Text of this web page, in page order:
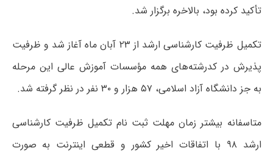
تأکید کرده بود، بالاخره برگزار شد.
تکمیل ظرفیت کارشناسی ارشد از ۲۳ آبان ماه آغاز شد و ظرفیت
پذیرش در کدرشته‌های همه مؤسسات آموزش عالی این مرحله
به جز دانشگاه آزاد اسلامی، ۵۷ هزار و ۳۰ نفر در نظر گرفته شد.
متاسفانه بیشتر زمان مهلت ثبت نام تکمیل ظرفیت کارشناسی
ارشد ۹۸ با اتفاقات اخیر کشور و قطعی اینترنت به صورت